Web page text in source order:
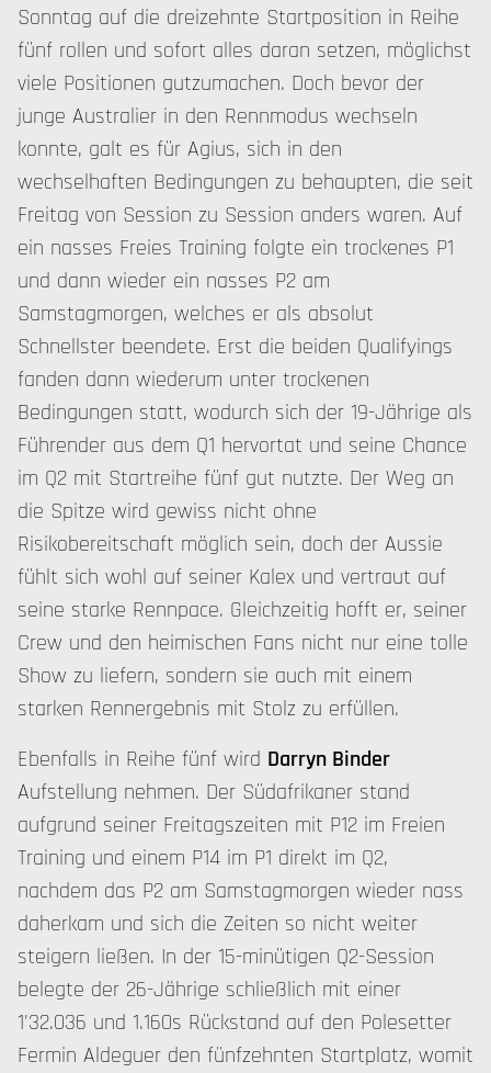
Sonntag auf die dreizehnte Startposition in Reihe
fünf rollen und sofort alles daran setzen, möglichst
viele Positionen gutzumachen. Doch bevor der
junge Australier in den Rennmodus wechseln
konnte, galt es für Agius, sich in den
wechselhaften Bedingungen zu behaupten, die seit
Freitag von Session zu Session anders waren. Auf
ein nasses Freies Training folgte ein trockenes P1
und dann wieder ein nasses P2 am
Samstagmorgen, welches er als absolut
Schnellster beendete. Erst die beiden Qualifyings
fanden dann wiederum unter trockenen
Bedingungen statt, wodurch sich der 19-Jährige als
Führender aus dem Q1 hervortat und seine Chance
im Q2 mit Startreihe fünf gut nutzte. Der Weg an
die Spitze wird gewiss nicht ohne
Risikobereitschaft möglich sein, doch der Aussie
fühlt sich wohl auf seiner Kalex und vertraut auf
seine starke Rennpace. Gleichzeitig hofft er, seiner
Crew und den heimischen Fans nicht nur eine tolle
Show zu liefern, sondern sie auch mit einem
starken Rennergebnis mit Stolz zu erfüllen.
Ebenfalls in Reihe fünf wird Darryn Binder
Aufstellung nehmen. Der Südafrikaner stand
aufgrund seiner Freitagszeiten mit P12 im Freien
Training und einem P14 im P1 direkt im Q2,
nachdem das P2 am Samstagmorgen wieder nass
daherkam und sich die Zeiten so nicht weiter
steigern ließen. In der 15-minütigen Q2-Session
belegte der 26-Jährige schließlich mit einer
1'32.036 und 1.160s Rückstand auf den Polesetter
Fermin Aldeguer den fünfzehnten Startplatz, womit